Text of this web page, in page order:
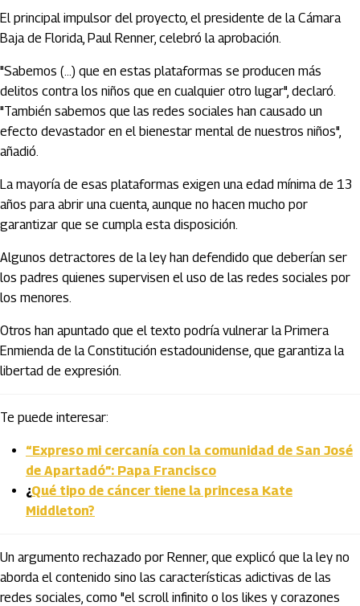
El principal impulsor del proyecto, el presidente de la Cámara
Baja de Florida, Paul Renner, celebró la aprobación.
"Sabemos (...) que en estas plataformas se producen más
delitos contra los niños que en cualquier otro lugar", declaró.
"También sabemos que las redes sociales han causado un
efecto devastador en el bienestar mental de nuestros niños",
añadió.
La mayoría de esas plataformas exigen una edad mínima de 13
años para abrir una cuenta, aunque no hacen mucho por
garantizar que se cumpla esta disposición.
Algunos detractores de la ley han defendido que deberían ser
los padres quienes supervisen el uso de las redes sociales por
los menores.
Otros han apuntado que el texto podría vulnerar la Primera
Enmienda de la Constitución estadounidense, que garantiza la
libertad de expresión.
Te puede interesar:
“Expreso mi cercanía con la comunidad de San José
de Apartadó”: Papa Francisco
¿Qué tipo de cáncer tiene la princesa Kate
Middleton?
Un argumento rechazado por Renner, que explicó que la ley no
aborda el contenido sino las características adictivas de las
redes sociales, como "el scroll infinito o los likes y corazones